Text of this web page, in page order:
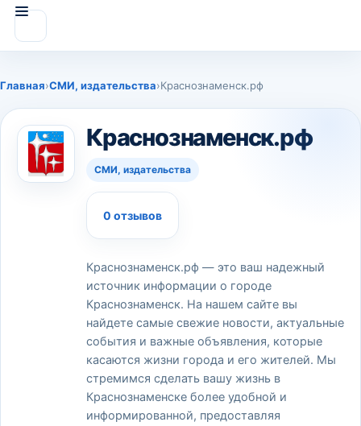
Главная›СМИ, издательства›Краснознаменск.рф
Краснознаменск.рф
СМИ, издательства
0 отзывов
Краснознаменск.рф — это ваш надежный
источник информации о городе
Краснознаменск. На нашем сайте вы
найдете самые свежие новости, актуальные
события и важные объявления, которые
касаются жизни города и его жителей. Мы
стремимся сделать вашу жизнь в
Краснознаменске более удобной и
информированной, предоставляя